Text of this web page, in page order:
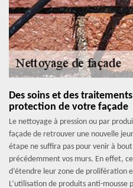
Des soins et des
protection de votre façade
Le nettoyage à pression ou par
façade de retrouver une nouvelle
étape ne suffira pas pour venir à
précédemment vos murs. En effet,
d’étendre leur zone de prolifération
L’utilisation de produits anti-